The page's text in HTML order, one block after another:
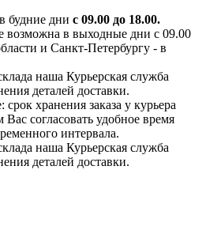
будние дни с 09.00 до 18.00.
возможна в выходные дни с 09.00
и Санкт-Петербургу - в
наша Курьерская служба
деталей доставки.
хранения заказа у курьера
согласовать удобное время
интервала.
наша Курьерская служба
деталей доставки.